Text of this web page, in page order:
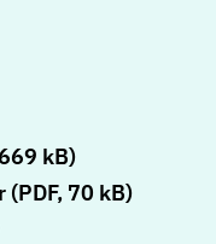
kB)
70 kB)